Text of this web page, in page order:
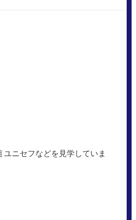
ニセフなどを見学していま